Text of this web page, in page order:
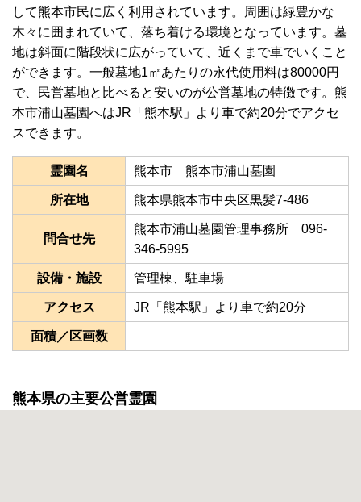
して熊本市民に広く利用されています。周囲は緑豊かな
木々に囲まれていて、落ち着ける環境となっています。墓
地は斜面に階段状に広がっていて、近くまで車でいくこと
ができます。一般墓地1㎡あたりの永代使用料は80000円
で、民営墓地と比べると安いのが公営墓地の特徴です。熊
本市浦山墓園へはJR「熊本駅」より車で約20分でアクセ
スできます。
霊園名 熊本市 熊本市浦山墓園
所在地 熊本県熊本市中央区黒髪7-486
問合せ先
熊本市浦山墓園管理事務所 096-
346-5995
設備・施設 管理棟、駐車場
アクセス JR「熊本駅」より車で約20分
面積／区画数
熊本県の主要公営霊園